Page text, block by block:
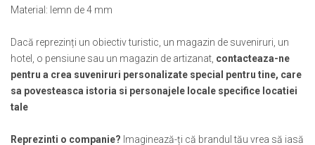
Iasi
Oradea
Timisoara
Palate si Curti Domnesti
Colectia "Visit Romania"
Colectia medievala
Colectia Vintage
Material: lemn de 4 mm
Dacă reprezinți un obiectiv turistic, un magazin de suveniruri, un
hotel, o pensiune sau un magazin de artizanat, contacteaza-ne
pentru a crea suveniruri personalizate special pentru tine, care
sa povesteasca istoria si personajele locale specifice locatiei
tale
Reprezinti o companie? Imaginează-ți că brandul tău vrea să iasă